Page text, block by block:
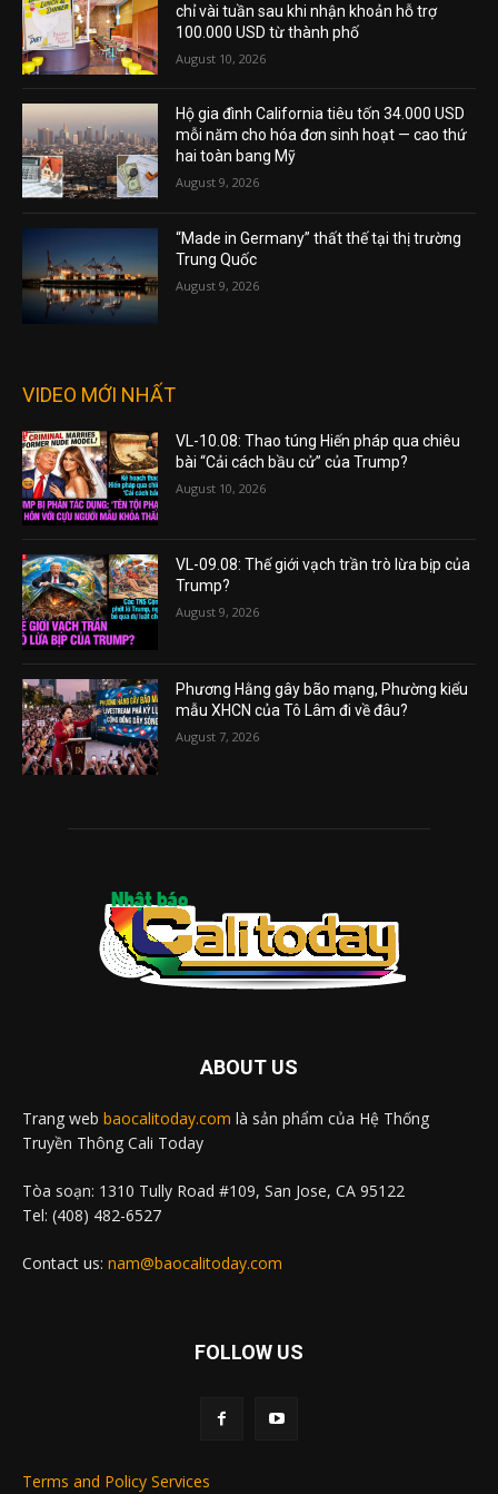
chỉ vài tuần sau khi nhận khoản hỗ trợ
100.000 USD từ thành phố
August 10, 2026
Hộ gia đình California tiêu tốn 34.000 USD
mỗi năm cho hóa đơn sinh hoạt — cao thứ
hai toàn bang Mỹ
August 9, 2026
“Made in Germany” thất thế tại thị trường
Trung Quốc
August 9, 2026
VIDEO MỚI NHẤT
VL-10.08: Thao túng Hiến pháp qua chiêu
bài “Cải cách bầu cử” của Trump?
August 10, 2026
VL-09.08: Thế giới vạch trần trò lừa bịp của
Trump?
August 9, 2026
Phương Hằng gây bão mạng, Phường kiểu
mẫu XHCN của Tô Lâm đi về đâu?
August 7, 2026
ABOUT US
Trang web baocalitoday.com là sản phẩm của Hệ Thống
Truyền Thông Cali Today
Tòa soạn: 1310 Tully Road #109, San Jose, CA 95122
Tel: (408) 482-6527
Contact us: nam@baocalitoday.com
FOLLOW US
Terms and Policy Services